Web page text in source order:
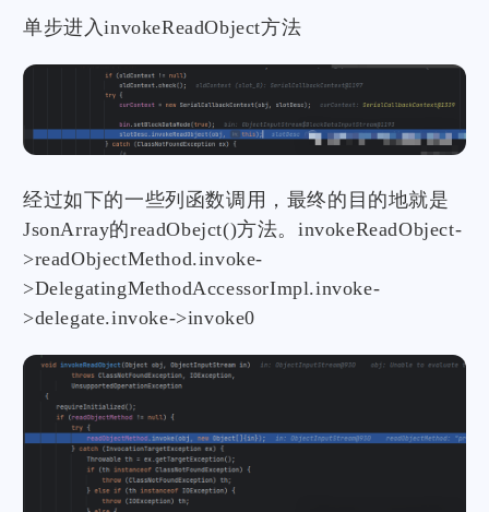
单步进入invokeReadObject方法
经过如下的一些列函数调用，最终的目的地就是
JsonArray的readObejct()方法。invokeReadObject-
>readObjectMethod.invoke-
>DelegatingMethodAccessorImpl.invoke-
>delegate.invoke->invoke0